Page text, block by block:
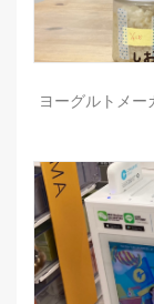
ヨーグルトメー